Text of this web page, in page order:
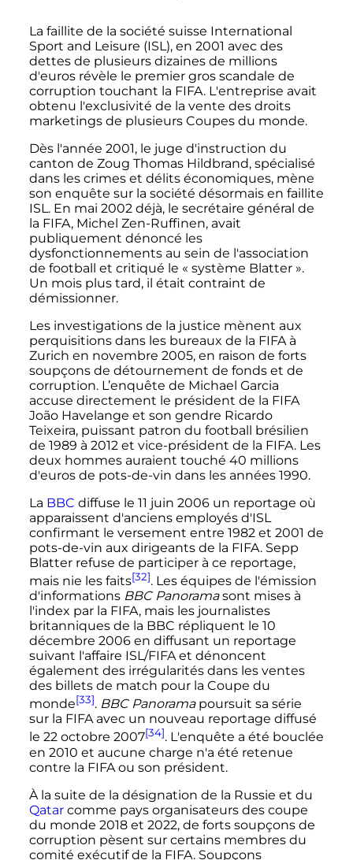
La faillite de la société suisse International
Sport and Leisure (ISL), en 2001 avec des
dettes de plusieurs dizaines de millions
d'euros révèle le premier gros scandale de
corruption touchant la FIFA. L'entreprise avait
obtenu l'exclusivité de la vente des droits
marketings de plusieurs Coupes du monde.
Dès l'année 2001, le juge d'instruction du
canton de Zoug Thomas Hildbrand, spécialisé
dans les crimes et délits économiques, mène
son enquête sur la société désormais en faillite
ISL. En mai 2002 déjà, le secrétaire général de
la FIFA, Michel Zen-Ruffinen, avait
publiquement dénoncé les
dysfonctionnements au sein de l'association
de football et critiqué le « système Blatter ».
Un mois plus tard, il était contraint de
démissionner.
Les investigations de la justice mènent aux
perquisitions dans les bureaux de la FIFA à
Zurich en novembre 2005, en raison de forts
soupçons de détournement de fonds et de
corruption. L’enquête de Michael Garcia
accuse directement le président de la FIFA
João Havelange et son gendre Ricardo
Teixeira, puissant patron du football brésilien
de 1989 à 2012 et vice-président de la FIFA. Les
deux hommes auraient touché 40 millions
d'euros de pots-de-vin dans les années 1990.
La BBC diffuse le 11 juin 2006 un reportage où
apparaissent d'anciens employés d'ISL
confirmant le versement entre 1982 et 2001 de
pots-de-vin aux dirigeants de la FIFA. Sepp
Blatter refuse de participer à ce reportage,
mais nie les faits[32]. Les équipes de l'émission
d'informations BBC Panoramasont mises à
l'index par la FIFA, mais les journalistes
britanniques de la BBC répliquent le 10
décembre 2006en diffusant un reportage
suivant l'affaire ISL/FIFA et dénoncent
également des irrégularités dans les ventes
des billets de match pour la Coupe du
monde[33]. BBC Panoramapoursuit sa série
sur la FIFA avec un nouveau reportage diffusé
le 22 octobre 2007[34]. L'enquête a été bouclée
en 2010 et aucune charge n'a été retenue
contre la FIFA ou son président.
À la suite de la désignation de la Russie et du
Qatarcomme pays organisateurs des coupe
du monde 2018 et 2022, de forts soupçons de
corruption pèsent sur certains membres du
comité exécutif de la FIFA. Soupçons